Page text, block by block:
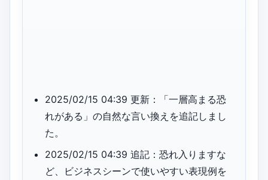
2025/02/15 04:39 更新：「一層高まる恐
れがある」の自然な言い換えを追記しまし
た。
2025/02/15 04:39 追記：恐れ入りますな
ど、ビジネスシーンで使いやすい表現例を